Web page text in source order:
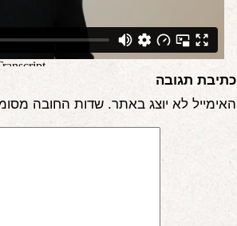
כתיבת תגובה
האימייל לא יוצג באתר. שדות החובה